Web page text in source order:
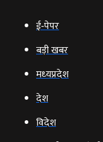
ई‑पेपर
बड़ी खबर
मध्‍यप्रदेश
देश
विदेश